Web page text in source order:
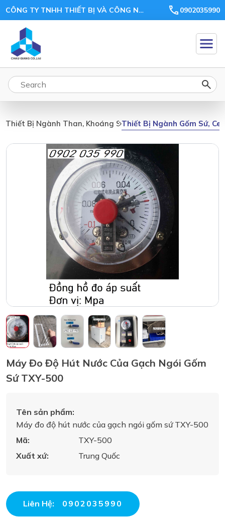
CÔNG TY TNHH THIẾT BỊ VÀ CÔNG NGHỆ CHÂU GIANG 0902035990
Thiết Bị Ngành Than, Khoáng Sản, Ceramic, Xi Măng
Thiết Bị Ngành Gốm Sứ,
Máy Đo Độ Hút Nước Của Gạch Ngói Gốm
Sứ TXY-500
Tên sản phẩm:
Máy đo độ hút nước của gạch ngói gốm sứ TXY-500
Mã:
TXY-500
Xuất xứ:
Trung Quốc
Liên Hệ: 0902035990